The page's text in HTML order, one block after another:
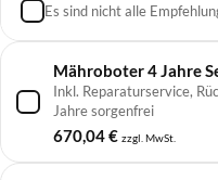
Es sind nicht alle
Mähroboter 4 Jahre
Inkl. Reparaturservice,
Jahre sorgenfrei
670,04€ zzgl. MwSt.